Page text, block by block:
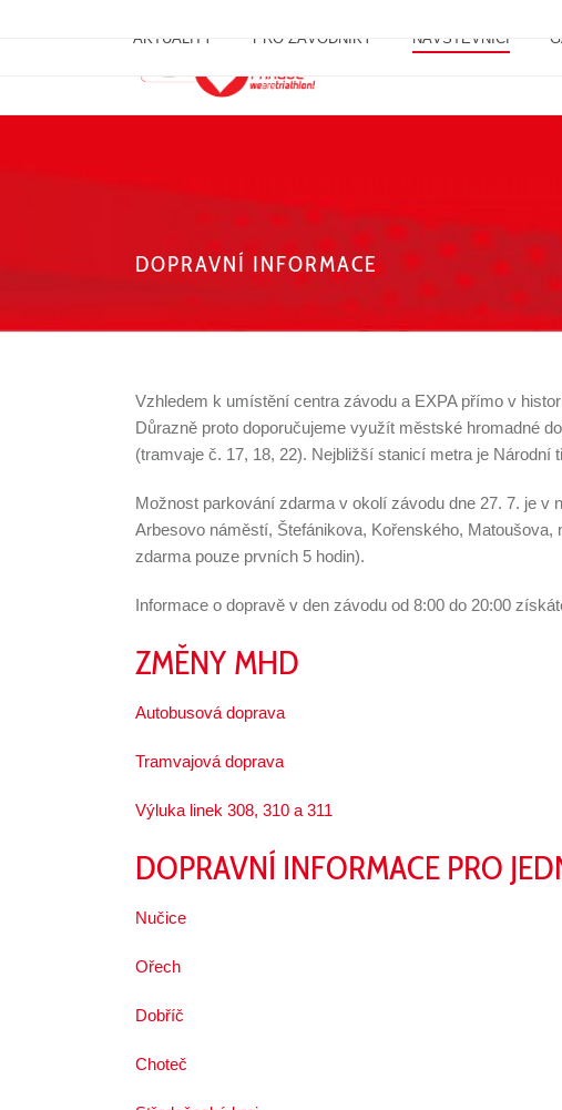
AKTUALITY PRO ZÁVODNÍKY NÁVŠTĚVNÍCI
DOPRAVNÍ INFORMACE
Vzhledem k umístění centra závodu a EXPA přímo v
Důrazně proto doporučujeme využít městské hromadné
(tramvaje č. 17, 18, 22). Nejbližší stanicí metra je Národní
Možnost parkování zdarma v okolí závodu dne 27. 7. je
Arbesovo náměstí, Štefánikova, Kořenského,
zdarma pouze prvních 5 hodin).
Informace o dopravě v den závodu od 8:00 do 20:00
ZMĚNY MHD
Autobusová doprava
Tramvajová doprava
Výluka linek 308, 310 a 311
DOPRAVNÍ INFORMACE PRO
Nučice
Ořech
Dobříč
Choteč